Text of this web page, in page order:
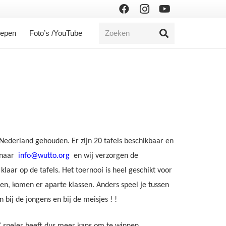
Foto’s /YouTube
gehouden. Er zijn 20 tafels beschikbaar en
info@wutto.org en wij verzorgen de
op de tafels. Het toernooi is heel geschikt voor
komen er aparte klassen. Anders speel je tussen
bij de jongens en bij de meisjes ! !